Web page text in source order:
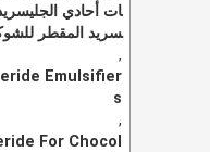
ات أحادي
سريد المقطر
,
Emulsifier
s
,
For Chocol